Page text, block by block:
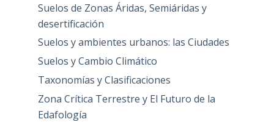
Suelos de Zonas Áridas, Semiáridas y
desertificación
Suelos y ambientes urbanos: las Ciudades
Suelos y Cambio Climático
Taxonomías y Clasificaciones
Zona Crítica Terrestre y El Futuro de la
Edafología